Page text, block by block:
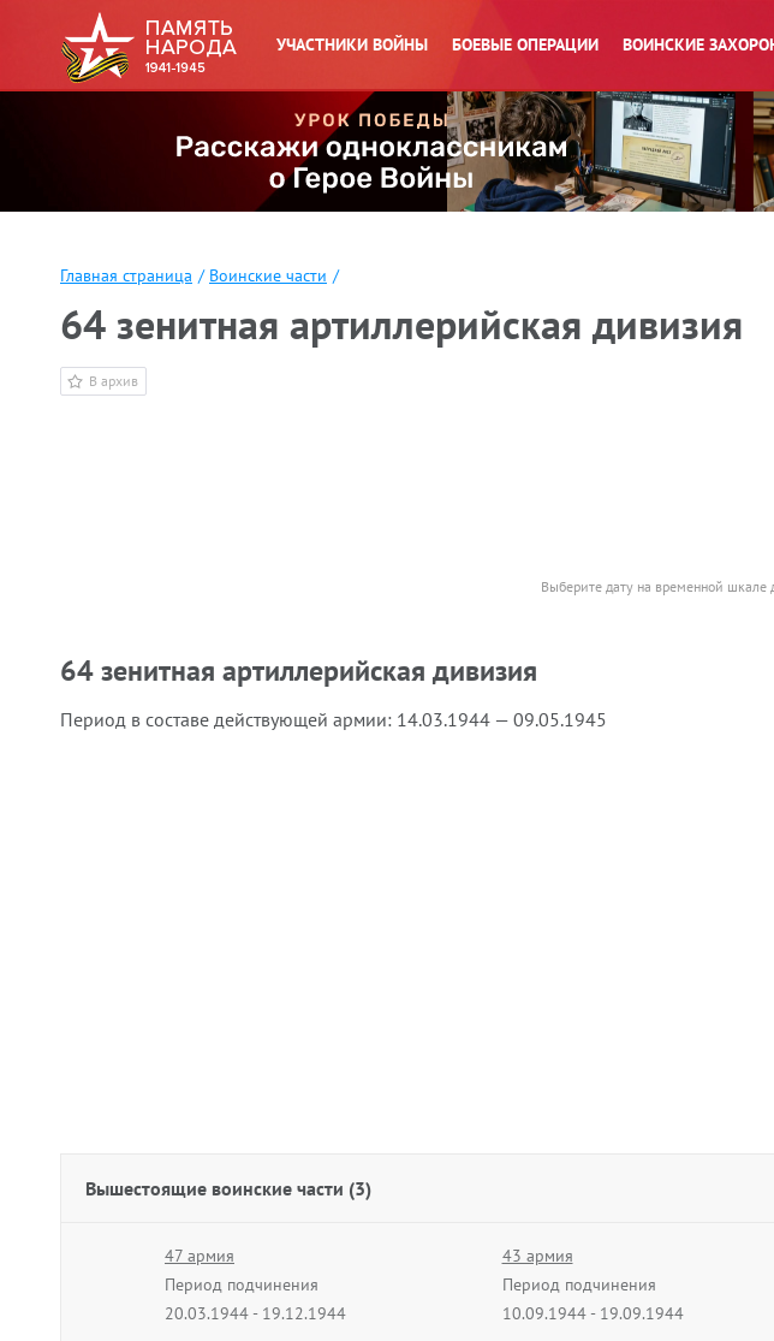
УЧАСТНИКИ ВОЙНЫ БОЕВЫЕ ОПЕРАЦИИ ВОИНСКИЕ
Главная страница / Воинские части /
64 зенитная артиллерийская дивизия
В архив
Выберите дату на временной
64 зенитная артиллерийская дивизия
Период в составе действующей армии: 14.03.1944 — 09.05.1945
Вышестоящие воинские части (3)
47 армия
Период подчинения
20.03.1944 - 19.12.1944
43 армия
Период подчинения
10.09.1944 - 19.09.1944